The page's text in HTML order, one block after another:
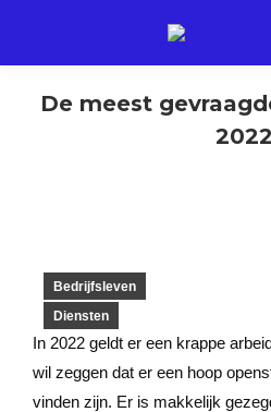
De meest
2022
Bedrijfsleven
Diensten
In 2022 geldt er een krappe
wil zeggen dat er een hoop
vinden zijn. Er is makkelijk